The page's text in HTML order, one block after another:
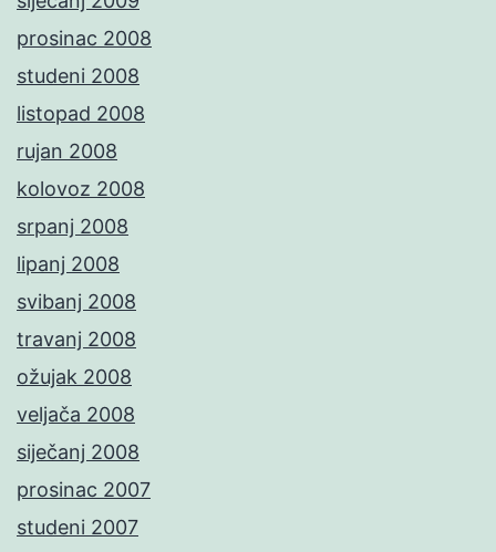
prosinac 2008
studeni 2008
listopad 2008
rujan 2008
kolovoz 2008
srpanj 2008
lipanj 2008
svibanj 2008
travanj 2008
ožujak 2008
veljača 2008
siječanj 2008
prosinac 2007
studeni 2007